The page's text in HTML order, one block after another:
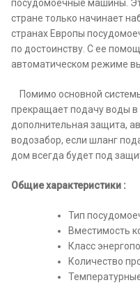
посудомоечные машины.
стране только начинает
странах Европы
по достоинству. С ее
автоматическом режиме
Помимо основной
прекращает подачу воды в
дополнительная защита,
водозабор, если шланг
дом всегда будет под
Общие характеристики :
Тип
Вместимость
Класс
Количество